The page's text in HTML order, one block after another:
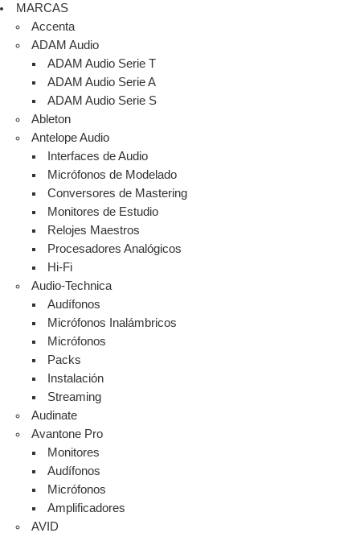
MARCAS
Accenta
ADAM Audio
ADAM Audio Serie T
ADAM Audio Serie A
ADAM Audio Serie S
Ableton
Antelope Audio
Interfaces de Audio
Micrófonos de Modelado
Conversores de Mastering
Monitores de Estudio
Relojes Maestros
Procesadores Analógicos
Hi-Fi
Audio-Technica
Audífonos
Micrófonos Inalámbricos
Micrófonos
Packs
Instalación
Streaming
Audinate
Avantone Pro
Monitores
Audífonos
Micrófonos
Amplificadores
AVID